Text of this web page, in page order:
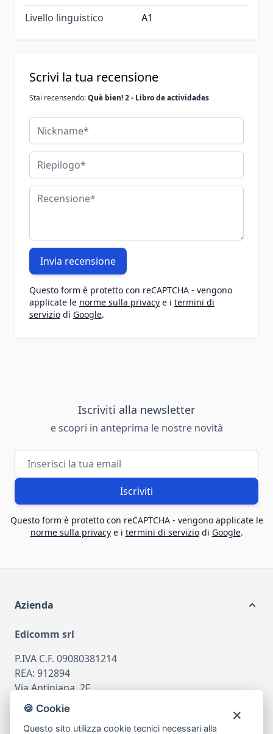
Livello linguistico
A1
Scrivi la tua recensione
Stai recensendo:Què bien! 2 - Libro de actividades
Nickname
Riepilogo
Recensione
Invia recensione
Questo form è protetto con reCAPTCHA - vengono
applicate le norme sulla privacy e i termini di
servizio di Google.
Iscriviti alla newsletter
e scopri in anteprima le nostre novità
Indirizzo email
Iscriviti
Questo form è protetto con reCAPTCHA - vengono applicate le
norme sulla privacye i termini di serviziodi Google.
Azienda
Edicomm srl
P.IVA C.F. 09080381214
REA: 912894
Via Antiniana, 2F
80078 Pozzuoli
tel081.7515380
🍪 Cookie
Questo sito utilizza cookie tecnici necessari alla